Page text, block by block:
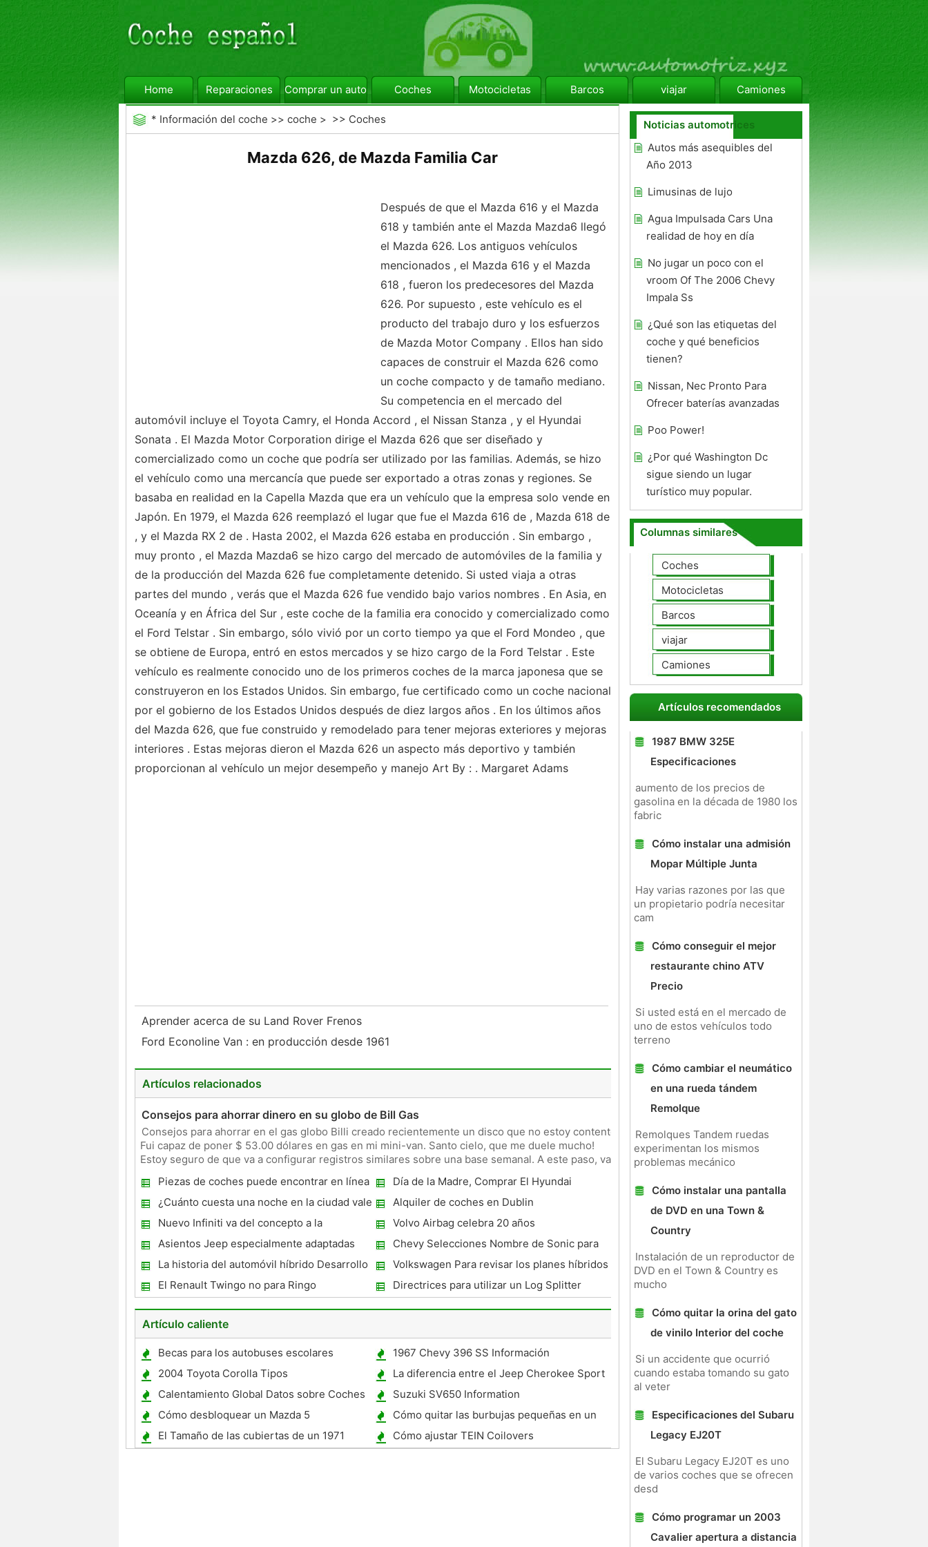
Home Reparaciones Comprar un automóvil Coches Motocicletas Barcos viajar Camiones
* Información del coche >> coche > >> Coches
Mazda 626, de Mazda Familia Car
Después de que el Mazda 616 y el Mazda
618 y también ante el Mazda Mazda6 llegó
el Mazda 626. Los antiguos vehículos
mencionados , el Mazda 616 y el Mazda
618 , fueron los predecesores del Mazda
626. Por supuesto , este vehículo es el
producto del trabajo duro y los esfuerzos
de Mazda Motor Company . Ellos han sido
capaces de construir el Mazda 626 como
un coche compacto y de tamaño mediano.
Su competencia en el mercado del
automóvil incluye el Toyota Camry, el Honda Accord , el Nissan Stanza , y el Hyundai
Sonata . El Mazda Motor Corporation dirige el Mazda 626 que ser diseñado y
comercializado como un coche que podría ser utilizado por las familias. Además, se hizo
el vehículo como una mercancía que puede ser exportado a otras zonas y regiones. Se
basaba en realidad en la Capella Mazda que era un vehículo que la empresa solo vende en
Japón. En 1979, el Mazda 626 reemplazó el lugar que fue el Mazda 616 de , Mazda 618 de
, y el Mazda RX 2 de . Hasta 2002, el Mazda 626 estaba en producción . Sin embargo ,
muy pronto , el Mazda Mazda6 se hizo cargo del mercado de automóviles de la familia y
de la producción del Mazda 626 fue completamente detenido. Si usted viaja a otras
partes del mundo , verás que el Mazda 626 fue vendido bajo varios nombres . En Asia, en
Oceanía y en África del Sur , este coche de la familia era conocido y comercializado como
el Ford Telstar . Sin embargo, sólo vivió por un corto tiempo ya que el Ford Mondeo , que
se obtiene de Europa, entró en estos mercados y se hizo cargo de la Ford Telstar . Este
vehículo es realmente conocido uno de los primeros coches de la marca japonesa que se
construyeron en los Estados Unidos. Sin embargo, fue certificado como un coche nacional
por el gobierno de los Estados Unidos después de diez largos años . En los últimos años
del Mazda 626, que fue construido y remodelado para tener mejoras exteriores y mejoras
interiores . Estas mejoras dieron el Mazda 626 un aspecto más deportivo y también
proporcionan al vehículo un mejor desempeño y manejo Art By : . Margaret Adams
Aprender acerca de su Land Rover Frenos
Ford Econoline Van : en producción desde 1961
Artículos relacionados
Consejos para ahorrar dinero en su globo de Bill Gas
Consejos para ahorrar en el gas globo Billi creado recientemente un disco que no estoy contento.
Fui capaz de poner $ 53.00 dólares en gas en mi mini-van. Santo cielo, que me duele mucho!
Estoy seguro de que va a configurar registros similares sobre una base semanal. A este paso, va a
Piezas de coches puede encontrar en línea
Día de la Madre, Comprar El Hyundai
Veracruz O Tucson en un descuento para su
mamá !
¿Cuánto cuesta una noche en la ciudad vale
la pena?
Alquiler de coches en Dublin
Nuevo Infiniti va del concepto a la
producción
Volvo Airbag celebra 20 años
Asientos Jeep especialmente adaptadas
Covers para su total protección y confort
Chevy Selecciones Nombre de Sonic para
el nuevo Aveo Hatchback
La historia del automóvil híbrido Desarrollo
Volkswagen Para revisar los planes híbridos
... Los trabajadores en huelga en Bruselas
El Renault Twingo no para Ringo Directrices para utilizar un Log Splitter
Artículo caliente
Becas para los autobuses escolares
1967 Chevy 396 SS Información
2004 Toyota Corolla Tipos
La diferencia entre el Jeep Cherokee Sport
Classic y
Calentamiento Global Datos sobre Coches
Suzuki SV650 Information
Cómo desbloquear un Mazda 5
Cómo quitar las burbujas pequeñas en un
trabajo de pintura automotriz
El Tamaño de las cubiertas de un 1971
Honda SL350
Cómo ajustar TEIN Coilovers
Noticias automotrices
Autos más asequibles del
Año 2013
Limusinas de lujo
Agua Impulsada Cars Una
realidad de hoy en día
No jugar un poco con el
vroom Of The 2006 Chevy
Impala Ss
¿Qué son las etiquetas del
coche y qué beneficios
tienen?
Nissan, Nec Pronto Para
Ofrecer baterías avanzadas
Poo Power!
¿Por qué Washington Dc
sigue siendo un lugar
turístico muy popular.
Columnas similares
Coches
Motocicletas
Barcos
viajar
Camiones
Artículos recomendados
1987 BMW 325E
Especificaciones
aumento de los precios de
gasolina en la década de 1980 los
fabric
Cómo instalar una admisión
Mopar Múltiple Junta
Hay varias razones por las que
un propietario podría necesitar
cam
Cómo conseguir el mejor
restaurante chino ATV
Precio
Si usted está en el mercado de
uno de estos vehículos todo
terreno
Cómo cambiar el neumático
en una rueda tándem
Remolque
Remolques Tandem ruedas
experimentan los mismos
problemas mecánico
Cómo instalar una pantalla
de DVD en una Town &
Country
Instalación de un reproductor de
DVD en el Town & Country es
mucho
Cómo quitar la orina del gato
de vinilo Interior del coche
Si un accidente que ocurrió
cuando estaba tomando su gato
al veter
Especificaciones del Subaru
Legacy EJ20T
El Subaru Legacy EJ20T es uno
de varios coches que se ofrecen
desd
Cómo programar un 2003
Cavalier apertura a distancia